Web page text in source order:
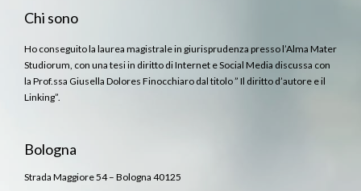
Chi sono
Ho conseguito la laurea magistrale in giurisprudenza presso l’Alma Mater
Studiorum, con una tesi in diritto di Internet e Social Media discussa con
la Prof.ssa Giusella Dolores Finocchiaro dal titolo ” Il diritto d’autore e il
Linking”.
Bologna
Strada Maggiore 54 – Bologna 40125